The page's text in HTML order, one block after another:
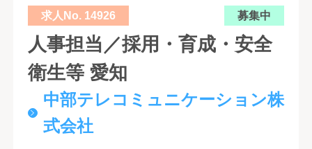
求人No. 14926 募集中
人事担当／採用・育成・安全
衛生等 愛知
中部テレコミュニケーション株
式会社